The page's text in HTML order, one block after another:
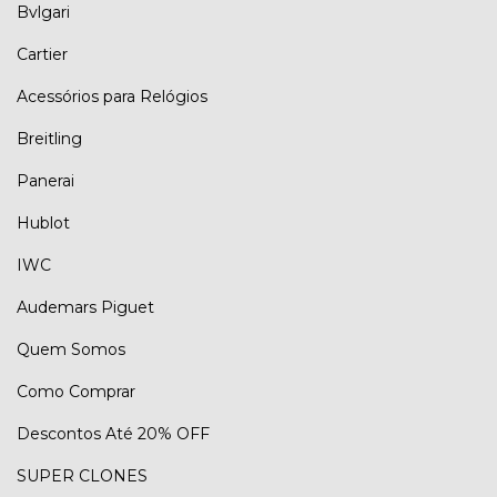
Bvlgari
Cartier
Acessórios para Relógios
Breitling
Panerai
Hublot
IWC
Audemars Piguet
Quem Somos
Como Comprar
Descontos Até 20% OFF
SUPER CLONES